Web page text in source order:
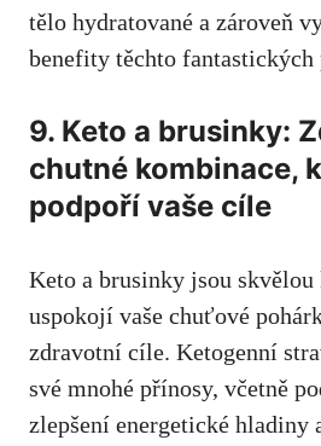
tělo hydratované a zároveň
benefity těchto fantastických
9. Keto a brusinky:
chutné kombinace,
podpoří vaše cíle
Keto a brusinky jsou
uspokojí vaše chuťové
zdravotní cíle. Ketogenní
své mnohé přínosy, včetně
zlepšení energetické hladiny